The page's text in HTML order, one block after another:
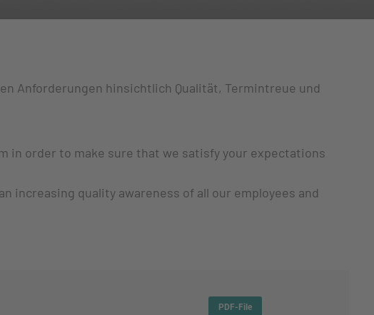
Anforderungen hinsichtlich Qualität, Termintreue und
in order to make sure that we satisfy your expectations
increasing quality awareness of all our employees and
PDF-File